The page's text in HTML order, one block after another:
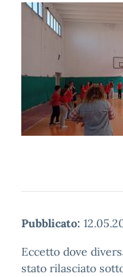
Pubblicato:
Eccetto dove
stato rilasciato